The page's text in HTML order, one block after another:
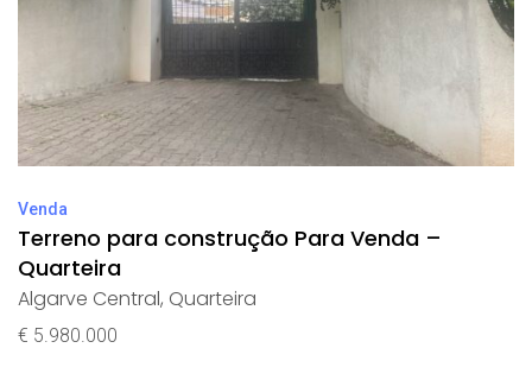
Venda
Terreno para construção Para Venda –
Quarteira
Algarve Central, Quarteira
€ 5.980.000